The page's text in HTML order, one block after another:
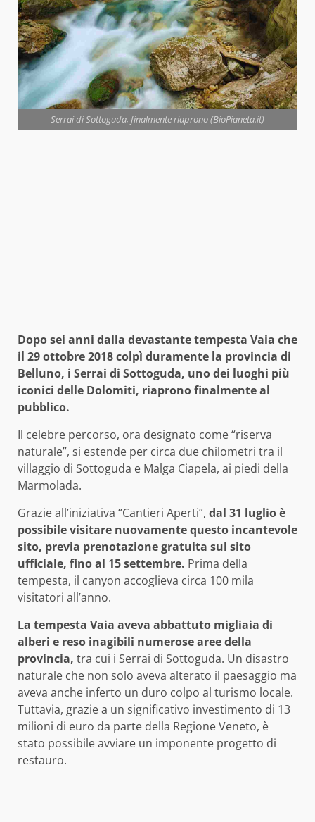
Serrai di Sottoguda, finalmente riaprono (BioPianeta.it)
Dopo sei anni dalla devastante tempesta Vaia che
il 29 ottobre 2018 colpì duramente la provincia di
Belluno, i Serrai di Sottoguda, uno dei luoghi più
iconici delle Dolomiti, riaprono finalmente al
pubblico.
Il celebre percorso, ora designato come “riserva
naturale”, si estende per circa due chilometri tra il
villaggio di Sottoguda e Malga Ciapela, ai piedi della
Marmolada.
Grazie all’iniziativa “Cantieri Aperti”, dal 31 luglio è
possibile visitare nuovamente questo incantevole
sito, previa prenotazione gratuita sul sito
ufficiale, fino al 15 settembre. Prima della
tempesta, il canyon accoglieva circa 100 mila
visitatori all’anno.
La tempesta Vaia aveva abbattuto migliaia di
alberi e reso inagibili numerose aree della
provincia, tra cui i Serrai di Sottoguda. Un disastro
naturale che non solo aveva alterato il paesaggio ma
aveva anche inferto un duro colpo al turismo locale.
Tuttavia, grazie a un significativo investimento di 13
milioni di euro da parte della Regione Veneto, è
stato possibile avviare un imponente progetto di
restauro.